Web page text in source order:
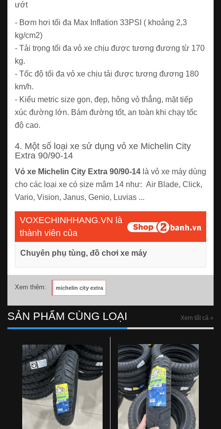
ướt
- Bơm hơi tối đa Max Inflation 33PSI ( khoảng 2,3
kg/cm2)
- Tải trọng tối đa vỏ xe chịu được tương đương từ 170
kg.
- Tốc độ tối đa vỏ xe chịu tải được tương đương 180
km/h.
- Kiểu metric size gọn, đẹp, hông vỏ thẳng, mặt tiếp
xúc đường lớn. Bám đường tốt, an toàn khi chạy tốc
độ cao.
4. Một số loại xe sử dụng vỏ xe Michelin City
Extra 90/90-14
Vỏ xe Michelin City Extra 90/90-14 là vỏ xe máy dùng
cho các loại xe có size mâm 14 như: Air Blade, Click,
Vario, Vision, Janus, Genio, Luvias ...
VOXECHINHHANG.VN là
thành viên của
Chuyên phụ tùng, đồ chơi xe máy
Xem thêm: michelin city extra
SẢN PHẨM CÙNG LOẠI Xem tất cả »